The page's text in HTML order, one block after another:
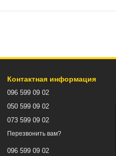
Контактная информация
096 599 09 02
050 599 09 02
073 599 09 02
Перезвонить вам?
096 599 09 02